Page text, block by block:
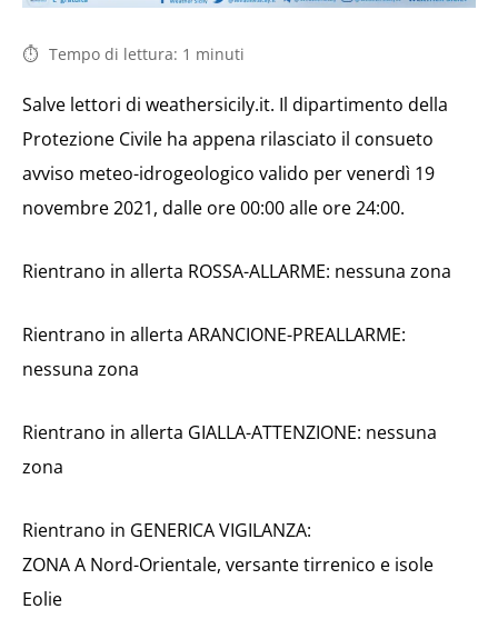
Tempo di lettura: 1 minuti
Salve lettori di weathersicily.it. Il dipartimento della
Protezione Civile ha appena rilasciato il consueto
avviso meteo-idrogeologico valido per venerdì 19
novembre 2021, dalle ore 00:00 alle ore 24:00.
Rientrano in allerta ROSSA-ALLARME: nessuna zona
Rientrano in allerta ARANCIONE-PREALLARME:
nessuna zona
Rientrano in allerta GIALLA-ATTENZIONE: nessuna
zona
Rientrano in GENERICA VIGILANZA:
ZONA A Nord-Orientale, versante tirrenico e isole
Eolie